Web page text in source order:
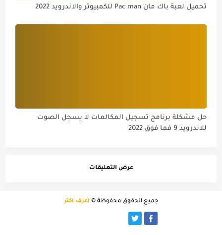
تحميل لعبة باك مان Pac man للكمبيوتر والاندرويد 2022
حل مشكلة برنامج تسجيل المكالمات لا يسجل الصوت
للاندرويد 9 فما فوق 2022
عرض التعليقات
جميع الحقوق محفوظة © أعرف اكثر